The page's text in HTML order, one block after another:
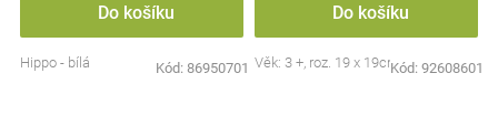
Do košíku
Hippo - bílá Kód: 86950701
Do košíku
Věk: 3 +, roz. 19 x 19cmKód: 92608601